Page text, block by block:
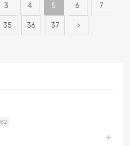
3 4 5 6 7
35 36 37
82